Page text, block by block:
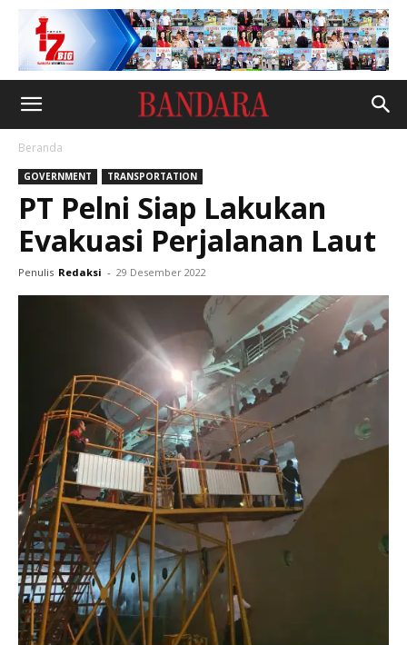
Beranda
GOVERNMENT TRANSPORTATION
PT Pelni Siap Lakukan
Evakuasi Perjalanan Laut
Penulis Redaksi - 29 Desember 2022